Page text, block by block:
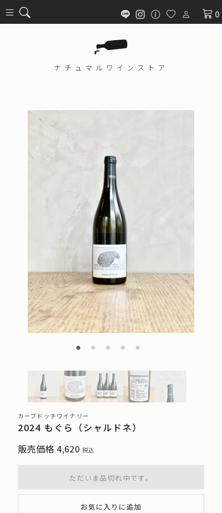
0
ナチュマル ワインストア
カーブドッチワイナリー
2024 もぐら（シャルドネ）
販売価格 4,620 税込
ただいま品切れ中です。
お気に入りに追加